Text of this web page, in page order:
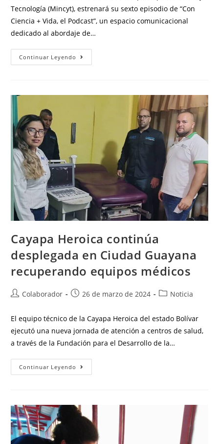
Tecnología (Mincyt), estrenará su sexto episodio de “Con
Ciencia + Vida, el Podcast”, un espacio comunicacional
dedicado al abordaje de…
Continuar Leyendo
Cayapa Heroica continúa
desplegada en Ciudad Guayana
recuperando equipos médicos
Colaborador 26 de marzo de 2024 Noticia
El equipo técnico de la Cayapa Heroica del estado Bolívar
ejecutó una nueva jornada de atención a centros de salud,
a través de la Fundación para el Desarrollo de la…
Continuar Leyendo